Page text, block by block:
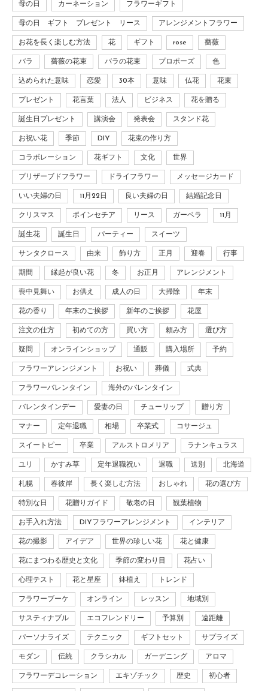
母の日 カーネーション フラワーギフト
母の日 ギフト プレゼント リース アレンジメントフラワー
お花を長く楽しむ方法 花 ギフト rose 薔薇
バラ 薔薇の花束 バラの花束 プロポーズ 色
込められた意味 恋愛 30本 意味 仏花 花束
プレゼント 花言葉 法人 ビジネス 花を贈る
誕生日プレゼント 講演会 発表会 スタンド花
お祝い花 季節 DIY 花束の作り方
コラボレーション 花ギフト 文化 世界
プリザーブドフラワー ドライフラワー メッセージカード
いい夫婦の日 11月22日 良い夫婦の日 結婚記念日
クリスマス ポインセチア リース ガーベラ 11月
誕生花 誕生日 パーティー スイーツ
サンタクロース 由来 飾り方 正月 迎春 行事
期間 縁起が良い花 冬 お正月 アレンジメント
喪中見舞い お供え 成人の日 大掃除 年末
花の香り 年末のご挨拶 新年のご挨拶 花屋
注文の仕方 初めての方 買い方 頼み方 選び方
疑問 オンラインショップ 通販 購入場所 予約
フラワーアレンジメント お祝い 葬儀 式典
フラワーバレンタイン 海外のバレンタイン
バレンタインデー 愛妻の日 チューリップ 贈り方
マナー 定年退職 相場 卒業式 コサージュ
スイートピー 卒業 アルストロメリア ラナンキュラス
ユリ かすみ草 定年退職祝い 退職 送別 北海道
札幌 春彼岸 長く楽しむ方法 おしゃれ 花の選び方
特別な日 花贈りガイド 敬老の日 観葉植物
お手入れ方法 DIYフラワーアレンジメント インテリア
花の撮影 アイデア 世界の珍しい花 花と健康
花にまつわる歴史と文化 季節の変わり目 花占い
心理テスト 花と星座 鉢植え トレンド
フラワーブーケ オンライン レッスン 地域別
サスティナブル エコフレンドリー 予算別 遠距離
パーソナライズ テクニック ギフトセット サプライズ
モダン 伝統 クラシカル ガーデニング アロマ
フラワーデコレーション エキゾチック 歴史 初心者